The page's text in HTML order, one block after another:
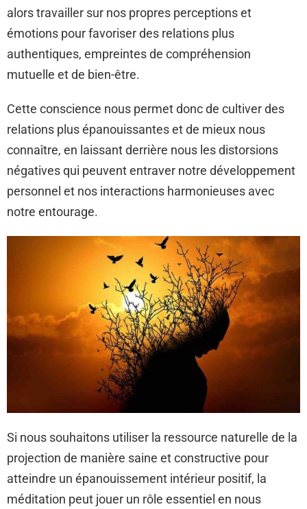
alors travailler sur nos propres perceptions et
émotions pour favoriser des relations plus
authentiques, empreintes de compréhension
mutuelle et de bien-être.
Cette conscience nous permet donc de cultiver des
relations plus épanouissantes et de mieux nous
connaître, en laissant derrière nous les distorsions
négatives qui peuvent entraver notre développement
personnel et nos interactions harmonieuses avec
notre entourage.
Si nous souhaitons utiliser la ressource naturelle de la
projection de manière saine et constructive pour
atteindre un épanouissement intérieur positif, la
méditation peut jouer un rôle essentiel en nous